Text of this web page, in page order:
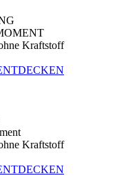
Kraftstoff
Kraftstoff